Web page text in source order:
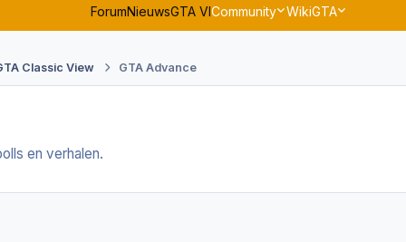
ForumNieuwsGTA VICommunity WikiGTA
Classic View GTA Advance
en verhalen.